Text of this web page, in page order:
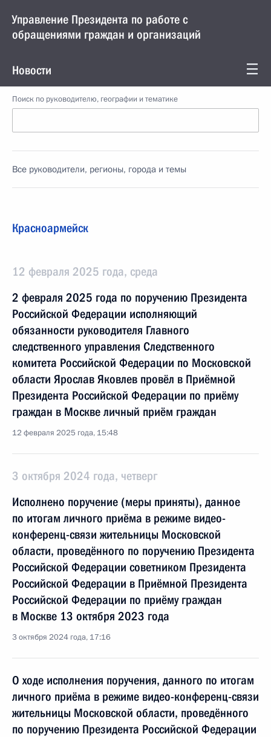
Управление Президента по работе с
обращениями граждан и организаций
Новости
Поиск по руководителю, географии и тематике
Все руководители, регионы, города и темы
Красноармейск
12 февраля 2025 года, среда
2 февраля 2025 года по поручению Президента
Российской Федерации исполняющий
обязанности руководителя Главного
следственного управления Следственного
комитета Российской Федерации по Московской
области Ярослав Яковлев провёл в Приёмной
Президента Российской Федерации по приёму
граждан в Москве личный приём граждан
12 февраля 2025 года, 15:48
3 октября 2024 года, четверг
Исполнено поручение (меры приняты), данное
по итогам личного приёма в режиме видео-
конференц-связи жительницы Московской
области, проведённого по поручению Президента
Российской Федерации советником Президента
Российской Федерации в Приёмной Президента
Российской Федерации по приёму граждан
в Москве 13 октября 2023 года
3 октября 2024 года, 17:16
О ходе исполнения поручения, данного по итогам
личного приёма в режиме видео-конференц-связи
жительницы Московской области, проведённого
по поручению Президента Российской Федерации